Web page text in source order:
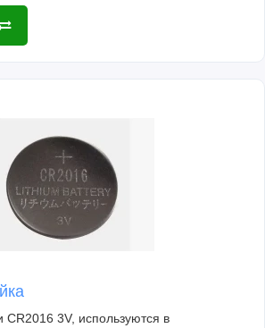
CR2016 3V, используются в